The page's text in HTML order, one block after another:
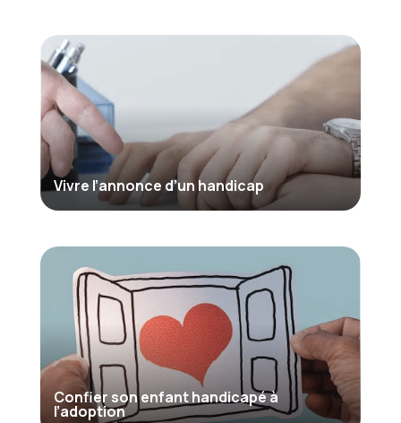
Vivre l’annonce d’un handicap
Confier son enfant handicapé à
l’adoption